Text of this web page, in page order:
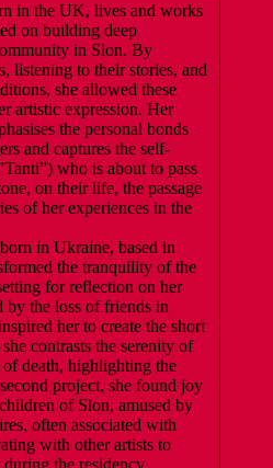
in the UK, lives and works
on building deep
in Slon. By
listening to their stories, and
she allowed these
artistic expression. Her
the personal bonds
and captures the self-
who is about to pass
on their life, the passage
of her experiences in the
in Ukraine, based in
the tranquility of the
for reflection on her
the loss of friends in
her to create the short
contrasts the serenity of
death, highlighting the
project, she found joy
of Slon, amused by
often associated with
with other artists to